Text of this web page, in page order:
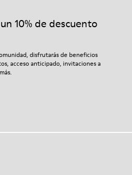
del calzado los protegerá y
tiempo.
detallada sobre cómo cuidar de
el cuidado del calzado.
10% de descuento
disfrutarás de beneficios
acceso anticipado, invitaciones a